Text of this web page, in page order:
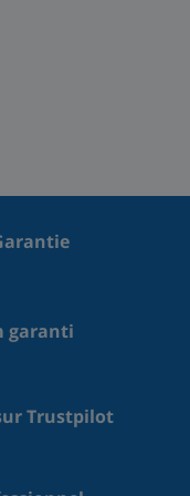
garanti
Trustpilot